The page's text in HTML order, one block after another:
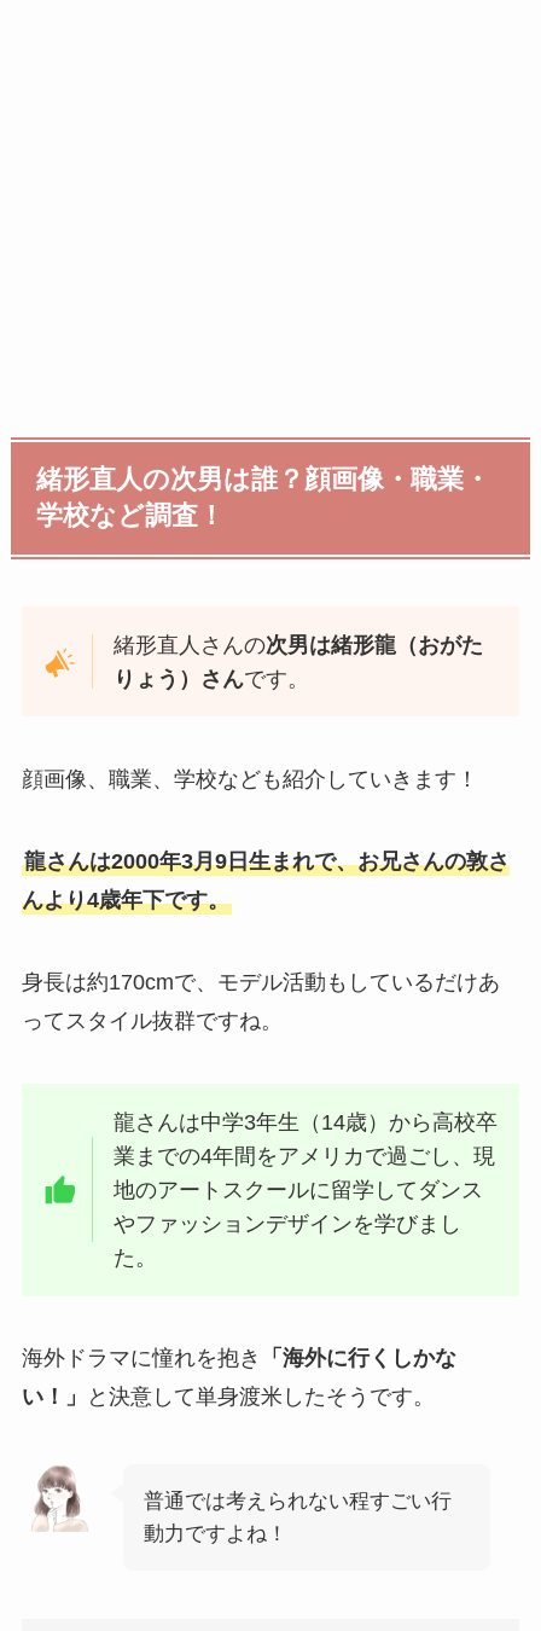
緒形直人の次男は誰？顔画像・職業・
学校など調査！
緒形直人さんの次男は緒形龍（おがた
りょう）さんです。
顔画像、職業、学校なども紹介していきます！
龍さんは2000年3月9日生まれで、お兄さんの敦さ
んより4歳年下です。
身長は約170cmで、モデル活動もしているだけあ
ってスタイル抜群ですね。
龍さんは中学3年生（14歳）から高校卒
業までの4年間をアメリカで過ごし、現
地のアートスクールに留学してダンス
やファッションデザインを学びまし
た。
海外ドラマに憧れを抱き
「海外に行くしかな
い！」
と決意して単身渡米したそうです。
普通では考えられない程すごい行
動力ですよね！